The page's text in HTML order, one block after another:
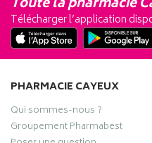
Télécharger l’application
PHARMACIE CAYEUX
Qui sommes-nous ?
Groupement Pharmabest